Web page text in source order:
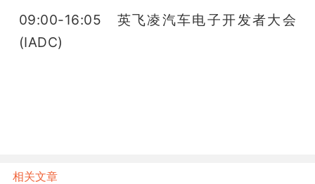
09:00-16:05   英飞凌汽车电子开发者大会
(IADC)
相关文章